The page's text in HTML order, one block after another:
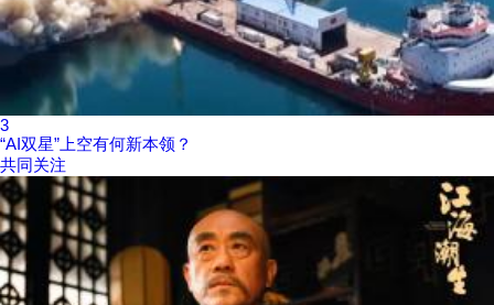
3
“AI双星”上空有何新本领？
共同关注